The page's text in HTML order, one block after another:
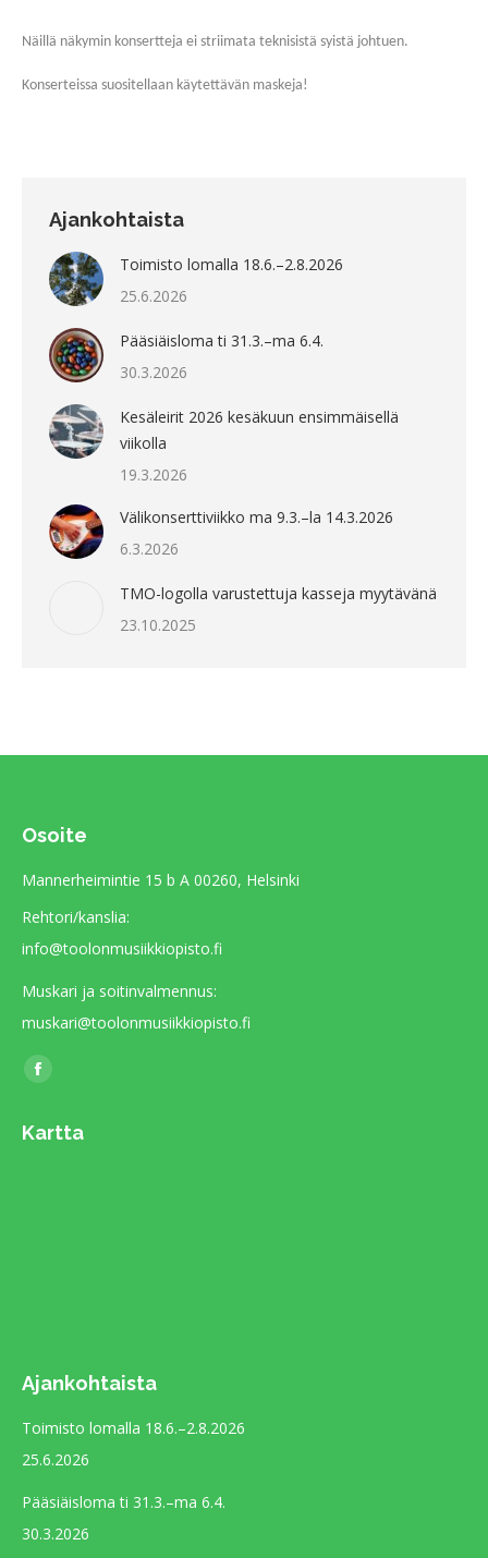
Näillä näkymin konsertteja ei striimata teknisistä syistä johtuen.
Konserteissa suositellaan käytettävän maskeja!
Ajankohtaista
Toimisto lomalla 18.6.–2.8.2026
25.6.2026
Pääsiäisloma ti 31.3.–ma 6.4.
30.3.2026
Kesäleirit 2026 kesäkuun ensimmäisellä
viikolla
19.3.2026
Välikonserttiviikko ma 9.3.–la 14.3.2026
6.3.2026
TMO-logolla varustettuja kasseja myytävänä
23.10.2025
Osoite
Mannerheimintie 15 b A 00260, Helsinki
Rehtori/kanslia:
info@toolonmusiikkiopisto.fi
Muskari ja soitinvalmennus:
muskari@toolonmusiikkiopisto.fi
Find us on:
Facebook
opens
Kartta
Ajankohtaista
Toimisto lomalla 18.6.–2.8.2026
25.6.2026
Pääsiäisloma ti 31.3.–ma 6.4.
30.3.2026